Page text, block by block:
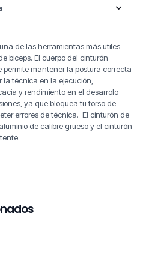
de las herramientas más útiles
biceps. El cuerpo del cinturón
permite mantener la postura correcta
la técnica en la ejecución,
y rendimiento en el desarrolo
ya que bloquea tu torso de
errores de técnica. El cinturón de
de calibre grueso y el cinturón